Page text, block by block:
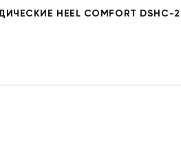
HEEL COMFORT DSHC-